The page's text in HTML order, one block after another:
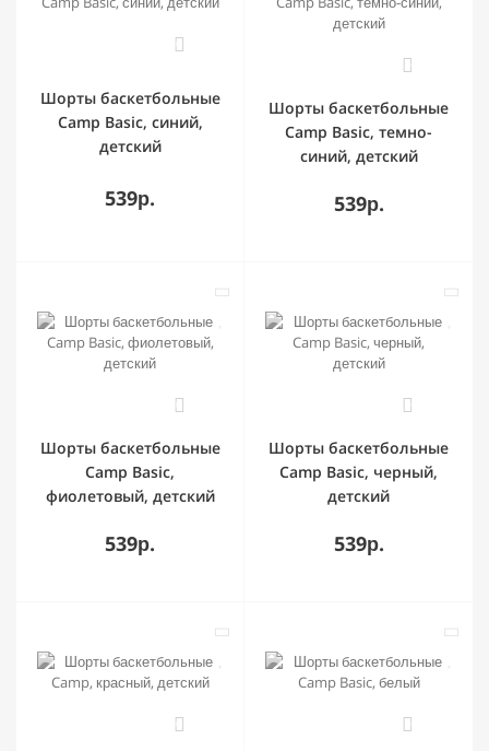
Шорты баскетбольные
Camp Basic, синий,
детский
539р.
Шорты баскетбольные
Camp Basic, темно-
синий, детский
539р.
Шорты баскетбольные
Camp Basic,
фиолетовый, детский
539р.
Шорты баскетбольные
Camp Basic, черный,
детский
539р.